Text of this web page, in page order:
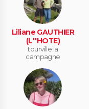
Liliane GAUTHIER
(L''HOTE)
tourville la
campagne